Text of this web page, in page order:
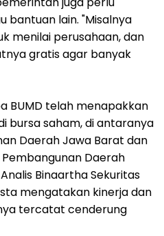
bantuan lain. "Misalnya
menilai perusahaan, dan
gratis agar banyak
BUMD telah menapakkan
bursa saham, di antaranya
Daerah Jawa Barat dan
Daerah
Binaartha Sekuritas
mengatakan kinerja dan
tercatat cenderung